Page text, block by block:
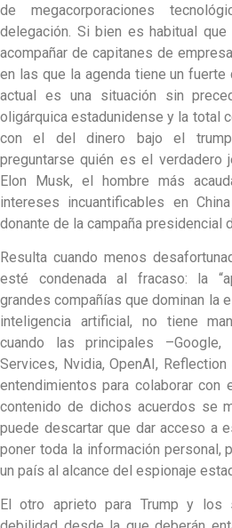
de megacorporaciones
delegación. Si bien es habitual
acompañar de capitanes de
en las que la agenda tiene un fuerte
actual es una situación sin
oligárquica estadunidense y la total
con el del dinero bajo el
preguntarse quién es el verdadero
Elon Musk, el hombre más
intereses incuantificables en
donante de la campaña presidencial
Resulta cuando menos
esté condenada al fracaso: la
grandes compañías que dominan la
inteligencia artificial, no tiene
cuando las principales –Google,
Services, Nvidia, OpenAI,
entendimientos para colaborar con
contenido de dichos acuerdos se
puede descartar que dar acceso a
poner toda la información personal,
un país al alcance del espionaje
El otro aprieto para Trump y